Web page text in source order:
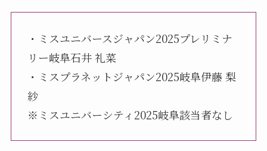
・ミスユニバースジャパン2025プレリミナ
リー岐阜石井 礼菜
・ミスプラネットジャパン2025岐阜伊藤 梨
紗
※ミスユニバーシティ2025岐阜該当者なし